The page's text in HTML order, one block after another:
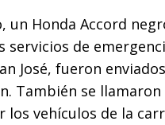
un Honda Accord
servicios de
José, fueron
También se
los vehículos de la